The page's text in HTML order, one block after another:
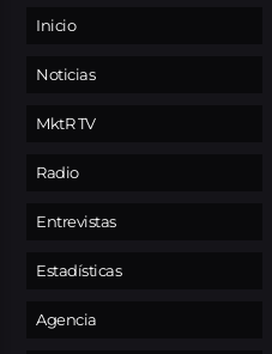
Inicio
Noticias
MktR TV
Radio
Entrevistas
Estadísticas
Agencia